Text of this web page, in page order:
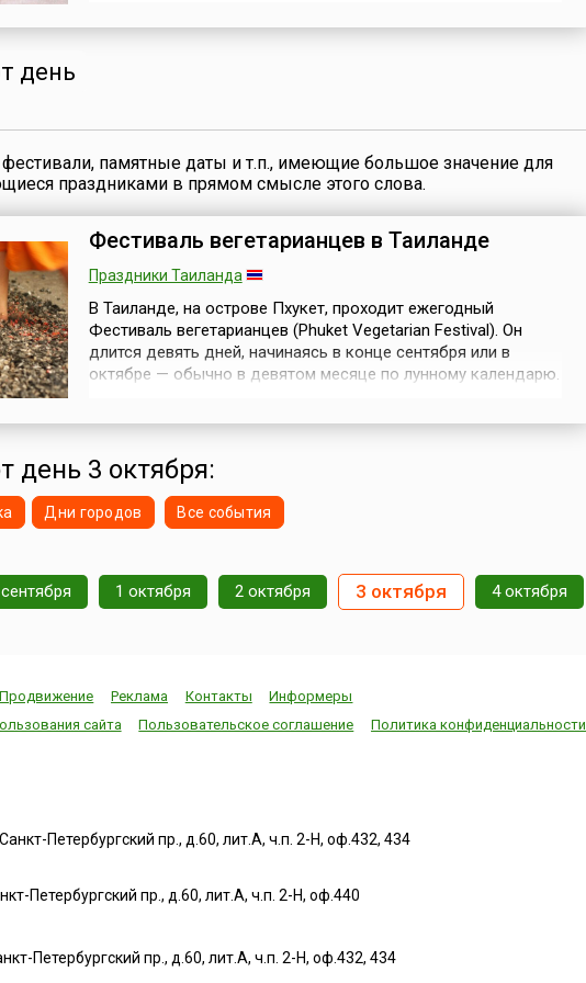
день
памятные даты и т.п., имеющие большое значение для
праздниками в прямом смысле этого слова.
Фестиваль вегетарианцев в Таиланде
Праздники Таиланда
В Таиланде, на острове Пхукет, проходит ежегодный
Фестиваль вегетарианцев (Phuket Vegetarian Festival). Он
длится девять дней, начинаясь в конце сентября или в
октябре — обычно в девятом месяце по лунному календарю.
им очистить их тела ...
день 3 октября:
Дни городов Все события
1 октября 2 октября 3 октября 4 октября
Продвижение Реклама Контакты
Информеры
сайта
Пользовательское соглашение Политика конфиденциальности
Петербургский пр., д.60, лит.А, ч.п. 2-Н, оф.432, 434
Петербургский пр., д.60, лит.А, ч.п. 2-Н, оф.440
Петербургский пр., д.60, лит.А, ч.п. 2-Н, оф.432, 434